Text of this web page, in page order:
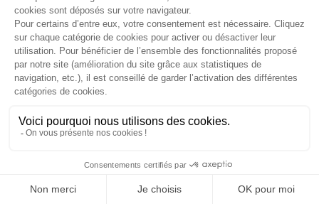
Agence web:Novius